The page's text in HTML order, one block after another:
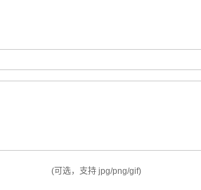
(可选，支持 jpg/png/gif)